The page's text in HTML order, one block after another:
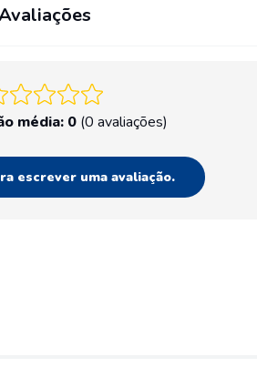
média: 0 (0 avaliações)
escrever uma avaliação.